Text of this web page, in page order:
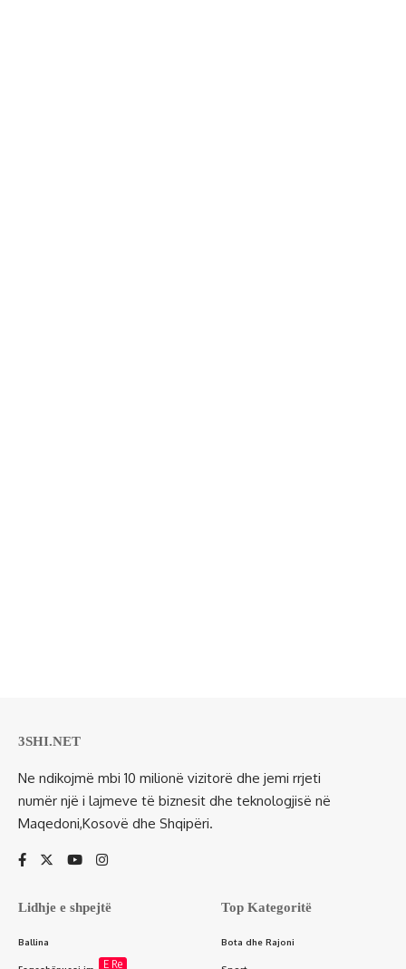
3SHI.NET
Ne ndikojmë mbi 10 milionë vizitorë dhe jemi rrjeti
numër një i lajmeve të biznesit dhe teknologjisë në
Maqedoni,Kosovë dhe Shqipëri.
Lidhje e shpejtë
Ballina
E Re
Top Kategoritë
Bota dhe Rajoni